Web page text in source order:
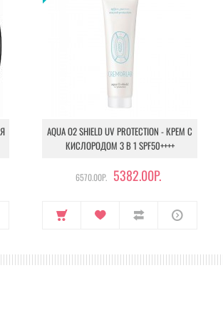
AQUA O2 SHIELD UV PROTECTION - КРЕМ С
КИСЛОРОДОМ 3 В 1 SPF50++++
6570.00Р. 5382.00Р.